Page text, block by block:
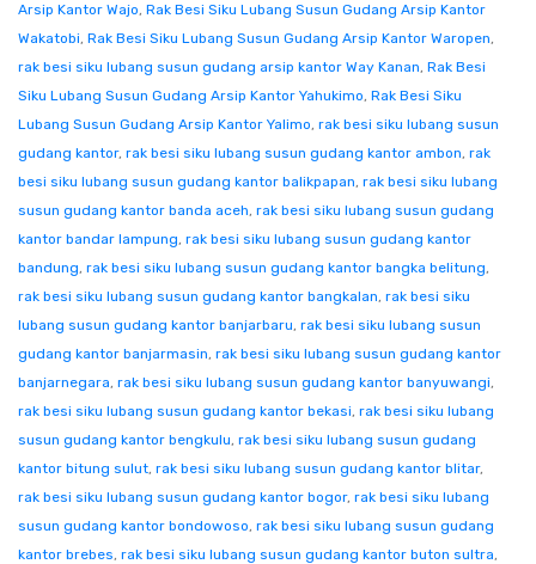
Arsip Kantor Wajo, Rak Besi Siku Lubang Susun Gudang Arsip Kantor
Wakatobi, Rak Besi Siku Lubang Susun Gudang Arsip Kantor Waropen,
rak besi siku lubang susun gudang arsip kantor Way Kanan, Rak Besi
Siku Lubang Susun Gudang Arsip Kantor Yahukimo, Rak Besi Siku
Lubang Susun Gudang Arsip Kantor Yalimo, rak besi siku lubang susun
gudang kantor, rak besi siku lubang susun gudang kantor ambon, rak
besi siku lubang susun gudang kantor balikpapan, rak besi siku lubang
susun gudang kantor banda aceh, rak besi siku lubang susun gudang
kantor bandar lampung, rak besi siku lubang susun gudang kantor
bandung, rak besi siku lubang susun gudang kantor bangka belitung,
rak besi siku lubang susun gudang kantor bangkalan, rak besi siku
lubang susun gudang kantor banjarbaru, rak besi siku lubang susun
gudang kantor banjarmasin, rak besi siku lubang susun gudang kantor
banjarnegara, rak besi siku lubang susun gudang kantor banyuwangi,
rak besi siku lubang susun gudang kantor bekasi, rak besi siku lubang
susun gudang kantor bengkulu, rak besi siku lubang susun gudang
kantor bitung sulut, rak besi siku lubang susun gudang kantor blitar,
rak besi siku lubang susun gudang kantor bogor, rak besi siku lubang
susun gudang kantor bondowoso, rak besi siku lubang susun gudang
kantor brebes, rak besi siku lubang susun gudang kantor buton sultra,